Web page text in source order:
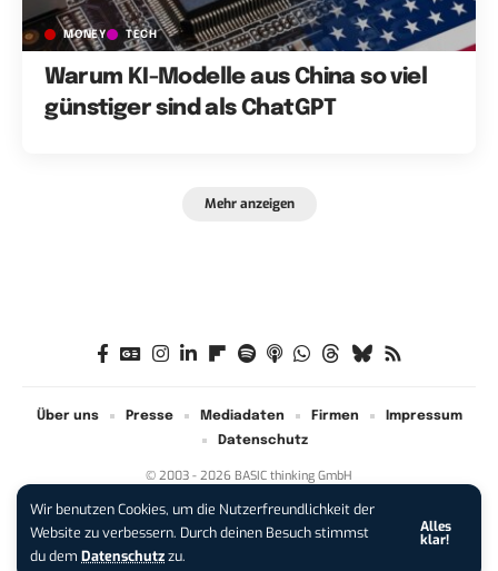
Wir benutzen Cookies, um die Nutzerfreundlichkeit der
Website zu verbessern. Durch deinen Besuch stimmst
du dem Datenschutzzu.
Alles
klar!
MONEY TECH
Warum KI-Modelle aus China so viel
günstiger sind als ChatGPT
Mehr anzeigen
© 2003 - 2026 BASIC thinking GmbH
Über uns Presse Mediadaten Firmen
Impressum
Datenschutz
iPhone 17 Pro sichern:Für 1 € +
200 € Hardware-Bonus!